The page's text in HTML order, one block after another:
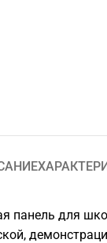
панель для